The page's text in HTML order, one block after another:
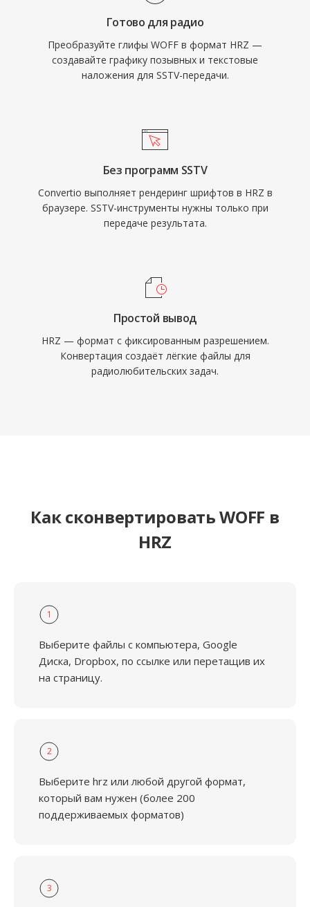
Готово для радио
Преобразуйте глифы WOFF в формат HRZ —
создавайте графику позывных и текстовые
наложения для SSTV-передачи.
Без программ SSTV
Convertio выполняет рендеринг шрифтов в HRZ в
браузере. SSTV-инструменты нужны только при
передаче результата.
Простой вывод
HRZ — формат с фиксированным разрешением.
Конвертация создаёт лёгкие файлы для
радиолюбительских задач.
Как сконвертировать WOFF в
HRZ
1
Выберите файлы с компьютера, Google
Диска, Dropbox, по ссылке или перетащив их
на страницу.
2
Выберите hrz или любой другой формат,
который вам нужен (более 200
поддерживаемых форматов)
3